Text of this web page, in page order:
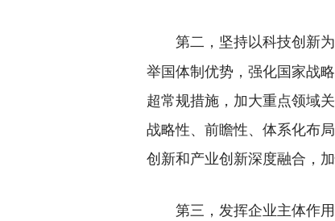
第二，坚持以科技创新为
举国体制优势，强化国家战
超常规措施，加大重点领域
战略性、前瞻性、体系化布
创新和产业创新深度融合，
第三，发挥企业主体作用